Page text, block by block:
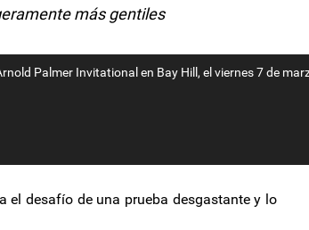
más gentiles
Palmer Invitational en Bay Hill, el viernes 7 de
el desafío de una prueba desgastante y lo